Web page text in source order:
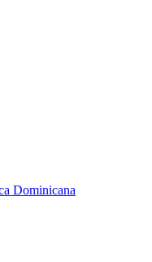
Dominicana